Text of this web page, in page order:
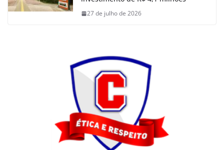
27 de julho de 2026